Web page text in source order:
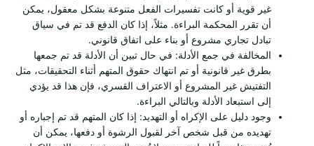
غير قوية أو كانت تفسيرات الفعل متنوعة بشكل معقول، يمكن
أن تقرر المحكمة البراءة. مثلاً، إذا كان الدفع قد تم في سياق
تبادل تجاري مشروع أو بناء على اتفاق قانوني.
المخالفة في جمع الأدلة: في حال تبين أن الأدلة قد تم جمعها
بطرق غير قانونية أو تم انتهاك حقوق المتهم أثناء التحقيقات، مثل
التفتيش غير المشروع أو الاعتراف القسري، فإن هذا قد يؤدي
إلى استبعاد الأدلة وبالتالي البراءة.
وجود دليل على الإكراه أو التهديد: إذا كان المتهم قد تم إجباره أو
تهديده من قبل شخص آخر لقبول الرشوة أو دفعها، يمكن أن